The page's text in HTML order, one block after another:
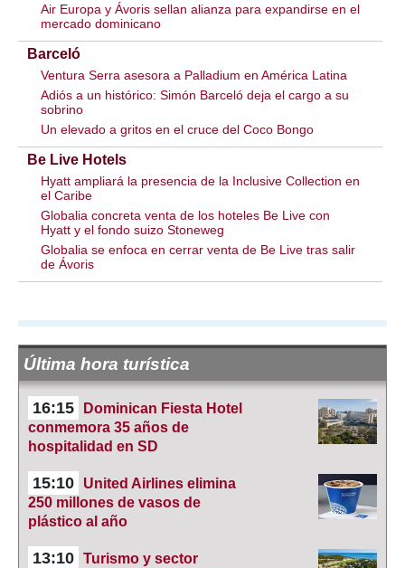
Air Europa y Ávoris sellan alianza para expandirse en el
mercado dominicano
Barceló
Ventura Serra asesora a Palladium en América Latina
Adiós a un histórico: Simón Barceló deja el cargo a su
sobrino
Un elevado a gritos en el cruce del Coco Bongo
Be Live Hotels
Hyatt ampliará la presencia de la Inclusive Collection en
el Caribe
Globalia concreta venta de los hoteles Be Live con
Hyatt y el fondo suizo Stoneweg
Globalia se enfoca en cerrar venta de Be Live tras salir
de Ávoris
Última hora turística
16:15
Dominican Fiesta Hotel
conmemora 35 años de
hospitalidad en SD
15:10
United Airlines elimina
250 millones de vasos de
plástico al año
13:10 Turismo y sector